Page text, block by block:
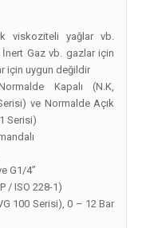
viskoziteli yağlar vb.
İnert Gaz vb. gazlar için
için uygun değildir
Kapalı (N.K,
ve Normalde Açık
Serisi)
G1/4”
/ ISO 228-1)
100 Serisi), 0 – 12 Bar